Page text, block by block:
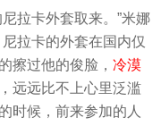
拉卡外套取来。”米娜
拉卡的外套在国内仅
擦过他的俊脸， 冷漠
远远比不上心里泛滥
时候，前来参加的人